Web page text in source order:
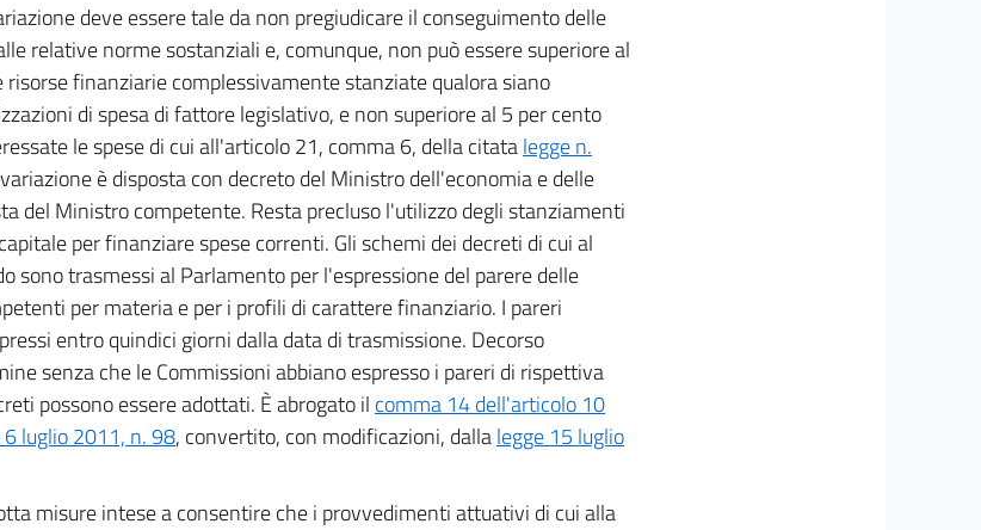
deve essere tale da non pregiudicare il conseguimento delle
relative norme sostanziali e, comunque, non può essere superiore al
risorse finanziarie complessivamente stanziate qualora siano
di spesa di fattore legislativo, e non superiore al 5 per cento
le spese di cui all'articolo 21, comma 6, della citatalegge n.
è disposta con decreto del Ministro dell'economia e delle
del Ministro competente. Resta precluso l'utilizzo degli stanziamenti
per finanziare spese correnti. Gli schemi dei decreti di cui al
sono trasmessi al Parlamento per l'espressione del parere delle
per materia e per i profili di carattere finanziario. I pareri
entro quindici giorni dalla data di trasmissione. Decorso
senza che le Commissioni abbiano espresso i pareri di rispettiva
possono essere adottati. È abrogato il comma 14 dell'articolo 10
luglio 2011, n. 98, convertito, con modificazioni, dallalegge 15 luglio
misure intese a consentire che i provvedimenti attuativi di cui alla